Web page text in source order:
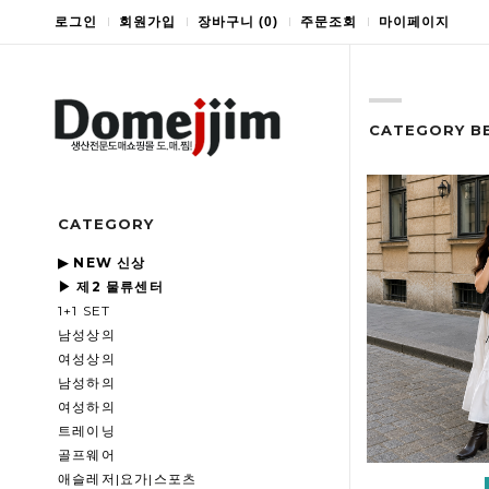
로그인 회원가입 장바구니 (0) 주문조회 마이페이지
CATEGORY
▶ NEW 신상
▶ 제2 물류센터
1+1 SET
남성상의
여성상의
남성하의
여성하의
트레이닝
골프웨어
애슬레저|요가|스포츠
CATEGORY